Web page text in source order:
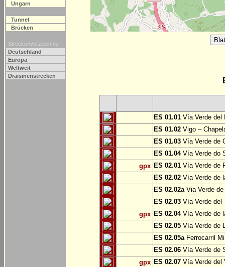
Ungarn
Tunnel
Brücken
Streckenverzeichnis
Deutschland
Europa
Weltweit
Draisinenstrecken
ES 01.01 Vía Verde del
ES 01.02 Vigo –
ES 01.03 Vía Verde de
ES 01.04Vía Verde do
gpx ES 02.01 Vía Verde de
ES 02.02 Vía Verde de
ES 02.02aVia Verde de
ES 02.03 Vía Verde del
gpx ES 02.04Vía Verde de
ES 02.05 Vía Verde de
ES 02.05aFerrocarril
ES 02.06 Vía Verde de
gpx ES 02.07 Vía Verde del